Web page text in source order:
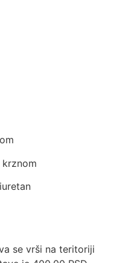
se vrši na teritoriji